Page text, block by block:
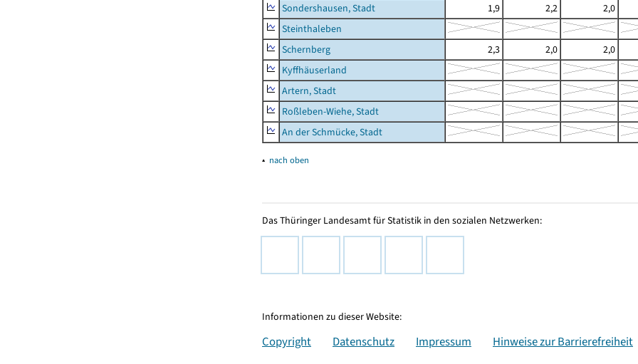
Sondershausen, Stadt
1,9 2,2 2,0
Steinthaleben
Schernberg
2,3 2,0 2,0
Kyffhäuserland
Artern, Stadt
Roßleben-Wiehe, Stadt
An der Schmücke, Stadt
▴ nach oben
Das Thüringer Landesamt für Statistik in den sozialen Netzwerken:
Informationen zu dieser Website:
Copyright Datenschutz Impressum Hinweise zur Barrierefreiheit